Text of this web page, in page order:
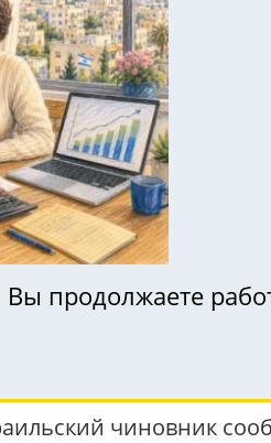
продолжаете
чиновник